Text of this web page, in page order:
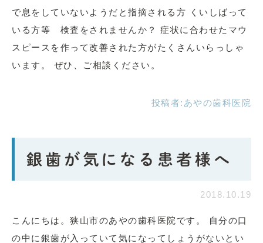
で息をしていないようだと指摘される方 くいしばって
いる方等 検査をされませんか？ 症状に合わせたマウ
スピースを作って改善された方がたくさんいらっしゃ
います。 ぜひ、ご相談ください。
投稿者: あやの歯科医院
銀歯が気になる患者様へ
2018.10.19
こんにちは。狭山市のあやの歯科医院です。 自分の口
の中に銀歯が入っていて気になってしょうがないとい